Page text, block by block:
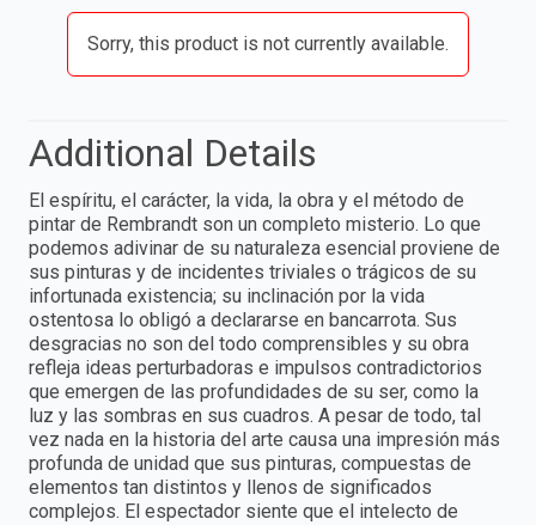
Sorry, this product is not currently available.
Additional Details
El espíritu, el carácter, la vida, la obra y el método de
pintar de Rembrandt son un completo misterio. Lo que
podemos adivinar de su naturaleza esencial proviene de
sus pinturas y de incidentes triviales o trágicos de su
infortunada existencia; su inclinación por la vida
ostentosa lo obligó a declararse en bancarrota. Sus
desgracias no son del todo comprensibles y su obra
refleja ideas perturbadoras e impulsos contradictorios
que emergen de las profundidades de su ser, como la
luz y las sombras en sus cuadros. A pesar de todo, tal
vez nada en la historia del arte causa una impresión más
profunda de unidad que sus pinturas, compuestas de
elementos tan distintos y llenos de significados
complejos. El espectador siente que el intelecto de